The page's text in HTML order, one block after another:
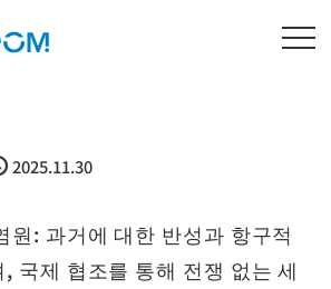
2025.11.30
원: 과거에 대한 반성과 항구적
국제 협조를 통해 전쟁 없는 세